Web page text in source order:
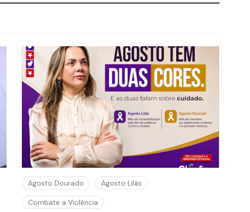
Agosto Dourado Agosto Lilás
Combate a Violência